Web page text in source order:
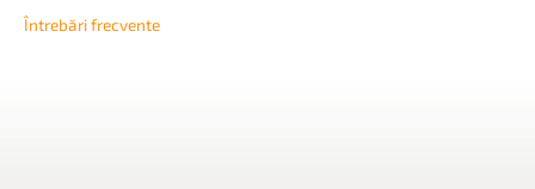
Întrebări frecvente